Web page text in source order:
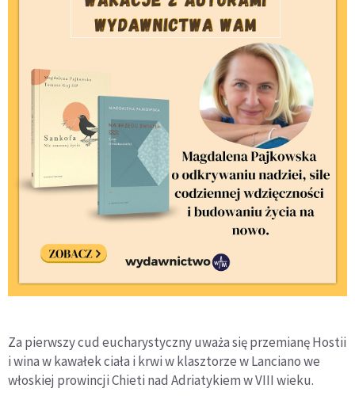
Za pierwszy cud eucharystyczny uważa się przemianę Hostii
i wina w kawałek ciała i krwi w klasztorze w Lanciano we
włoskiej prowincji Chieti nad Adriatykiem w VIII wieku.